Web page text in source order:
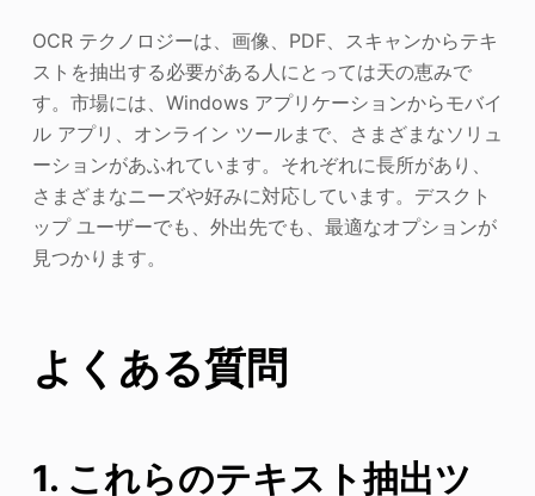
OCR テクノロジーは、画像、PDF、スキャンからテキ
ストを抽出する必要がある人にとっては天の恵みで
す。市場には、Windows アプリケーションからモバイ
ル アプリ、オンライン ツールまで、さまざまなソリュ
ーションがあふれています。それぞれに長所があり、
さまざまなニーズや好みに対応しています。デスクト
ップ ユーザーでも、外出先でも、最適なオプションが
見つかります。
よくある質問
1. これらのテキスト抽出ツ